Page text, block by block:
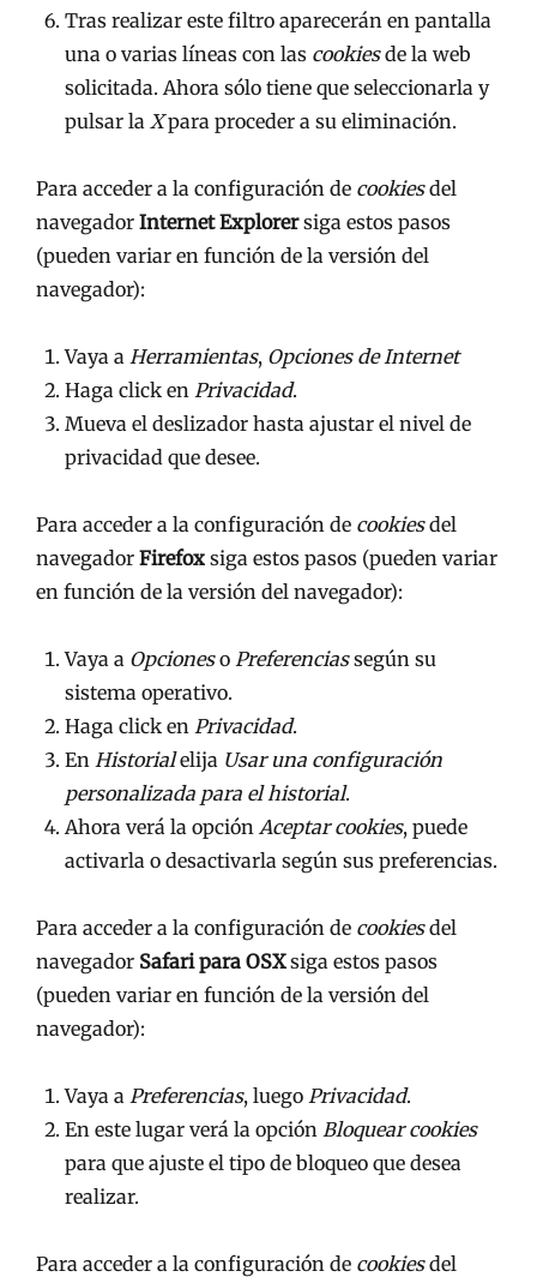
Tras realizar este filtro aparecerán en pantalla
una o varias líneas con las cookiesde la web
solicitada. Ahora sólo tiene que seleccionarla y
pulsar la Xpara proceder a su eliminación.
Para acceder a la configuración de cookiesdel
navegador Internet Explorersiga estos pasos
(pueden variar en función de la versión del
navegador):
Vaya a Herramientas, Opciones de Internet
Haga click en Privacidad.
Mueva el deslizador hasta ajustar el nivel de
privacidad que desee.
Para acceder a la configuración de cookiesdel
navegador Firefox siga estos pasos (pueden variar
en función de la versión del navegador):
Vaya a Opcioneso Preferenciassegún su
sistema operativo.
Haga click en Privacidad.
En Historialelija Usar una configuración
personalizada para el historial.
Ahora verá la opción Aceptar cookies, puede
activarla o desactivarla según sus preferencias.
Para acceder a la configuración de cookiesdel
navegador Safari para OSXsiga estos pasos
(pueden variar en función de la versión del
navegador):
Vaya a Preferencias, luego Privacidad.
En este lugar verá la opción Bloquear cookies
para que ajuste el tipo de bloqueo que desea
realizar.
Para acceder a la configuración de cookiesdel